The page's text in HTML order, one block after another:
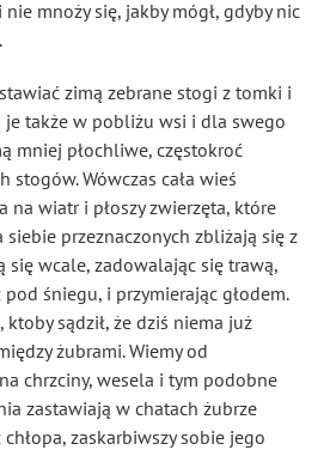
mnoży się, jakby mógł, gdyby nic
zimą zebrane stogi z tomki i
także w pobliżu wsi i dla swego
mniej płochliwe, częstokroć
stogów. Wówczas cała wieś
na wiatr i płoszy zwierzęta, które
przeznaczonych zbliżają się z
wcale, zadowalając się trawą,
śniegu, i przymierając głodem.
ktoby sądził, że dziś niema już
żubrami. Wiemy od
chrzciny, wesela i tym podobne
zastawiają w chatach żubrze
zaskarbiwszy sobie jego